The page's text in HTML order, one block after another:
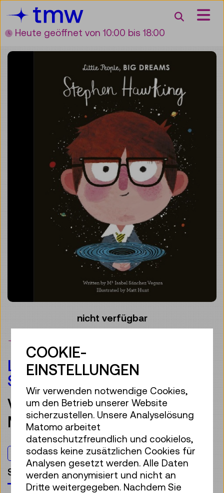
Zum Inhalt
Zum Hauptmenü
Zur Suche
Zur Zielgruppennavigation
Suche
Heute geöffnet von 10:00 bis 18:00
nicht verfügbar
LITTLE PEOPLE, BIG DREAMS:
STEPHEN HAWKING
VON SANCHEZ VEGARA,
MARIA ISABEL
Kinder & Familie
Shopprodukte
COOKIE-
EINSTELLUNGEN
Wir verwenden notwendige Cookies,
um den Betrieb unserer Website
sicherzustellen. Unsere Analyselösung
Matomo arbeitet
datenschutzfreundlich und cookielos,
sodass keine zusätzlichen Cookies für
Analysen gesetzt werden. Alle Daten
werden anonymisiert und nicht an
Dritte weitergegeben. Nachdem Sie